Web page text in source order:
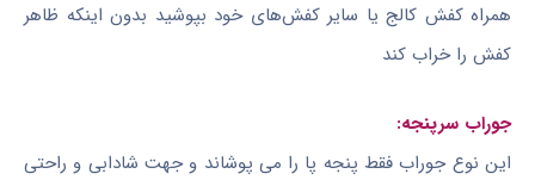
همراه کفش کالج یا سایر کفش‌های خود بپوشید بدون اینکه ظاهر
کفش را خراب کند
جوراب سرپنجه:
این نوع جوراب فقط پنجه پا را می پوشاند و جهت شادابی و راحتی